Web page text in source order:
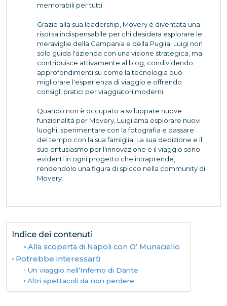
memorabili per tutti.
Grazie alla sua leadership, Movery è diventata una
risorsa indispensabile per chi desidera esplorare le
meraviglie della Campania e della Puglia. Luigi non
solo guida l'azienda con una visione strategica, ma
contribuisce attivamente al blog, condividendo
approfondimenti su come la tecnologia può
migliorare l'esperienza di viaggio e offrendo
consigli pratici per viaggiatori moderni.
Quando non è occupato a sviluppare nuove
funzionalità per Movery, Luigi ama esplorare nuovi
luoghi, sperimentare con la fotografia e passare
del tempo con la sua famiglia. La sua dedizione e il
suo entusiasmo per l'innovazione e il viaggio sono
evidenti in ogni progetto che intraprende,
rendendolo una figura di spicco nella community di
Movery.
Indice dei contenuti
Alla scoperta di Napoli con O’ Munaciello
Potrebbe interessarti
Un viaggio nell’Inferno di Dante
Altri spettacoli da non perdere